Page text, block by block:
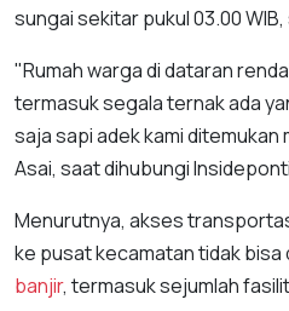
sungai sekitar pukul 03.00
"Rumah warga di dataran
termasuk segala ternak ada
saja sapi adek kami
Asai, saat dihubungi
Menurutnya, akses
ke pusat kecamatan tidak
banjir, termasuk sejumlah